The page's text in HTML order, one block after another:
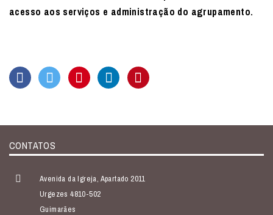
acesso aos serviços e administração do agrupamento.
CONTATOS
Avenida da Igreja, Apartado 2011
Urgezes 4810-502
Guimarães